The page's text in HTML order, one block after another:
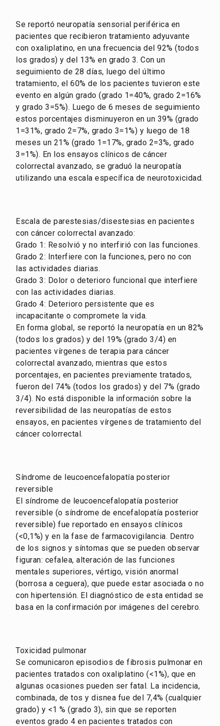
Se reportó neuropatía sensorial periférica en
pacientes que recibieron tratamiento adyuvante
con oxaliplatino, en una frecuencia del 92% (todos
los grados) y del 13% en grado 3. Con un
seguimiento de 28 días, luego del último
tratamiento, el 60% de los pacientes tuvieron este
evento en algún grado (grado 1=40%, grado 2=16%
y grado 3=5%). Luego de 6 meses de seguimiento
estos porcentajes disminuyeron en un 39% (grado
1=31%, grado 2=7%, grado 3=1%) y luego de 18
meses un 21% (grado 1=17%, grado 2=3%, grado
3=1%). En los ensayos clínicos de cáncer
colorrectal avanzado, se graduó la neuropatía
utilizando una escala específica de neurotoxicidad.
Escala de parestesias/disestesias en pacientes
con cáncer colorrectal avanzado:
Grado 1: Resolvió y no interfirió con las funciones.
Grado 2: Interfiere con la funciones, pero no con
las actividades diarias.
Grado 3: Dolor o deterioro funcional que interfiere
con las actividades diarias.
Grado 4: Deterioro persistente que es
incapacitante o compromete la vida.
En forma global, se reportó la neuropatía en un 82%
(todos los grados) y del 19% (grado 3/4) en
pacientes vírgenes de terapia para cáncer
colorrectal avanzado, mientras que estos
porcentajes, en pacientes previamente tratados,
fueron del 74% (todos los grados) y del 7% (grado
3/4). No está disponible la información sobre la
reversibilidad de las neuropatías de estos
ensayos, en pacientes vírgenes de tratamiento del
cáncer colorrectal.
Síndrome de leucoencefalopatía posterior
reversible
El síndrome de leucoencefalopatía posterior
reversible (o síndrome de encefalopatía posterior
reversible) fue reportado en ensayos clínicos
(<0,1%) y en la fase de farmacovigilancia. Dentro
de los signos y síntomas que se pueden observar
figuran: cefalea, alteración de las funciones
mentales superiores, vértigo, visión anormal
(borrosa a ceguera), que puede estar asociada o no
con hipertensión. El diagnóstico de esta entidad se
basa en la confirmación por imágenes del cerebro.
Toxicidad pulmonar
Se comunicaron episodios de fibrosis pulmonar en
pacientes tratados con oxaliplatino (<1%), que en
algunas ocasiones pueden ser fatal. La incidencia,
combinada, de tos y disnea fue del 7,4% (cualquier
grado) y <1 % (grado 3), sin que se reporten
eventos grado 4 en pacientes tratados con